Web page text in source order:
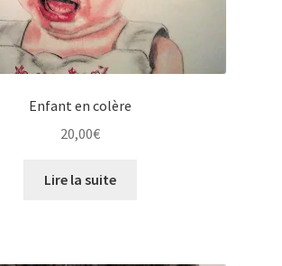
Enfant en colère
20,00€
Lire la suite